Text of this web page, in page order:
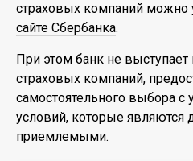
страховых компаний можно
сайте Сбербанка.
При этом банк не выступает
страховых компаний,
самостоятельного выбора
условий, которые являются
приемлемыми.